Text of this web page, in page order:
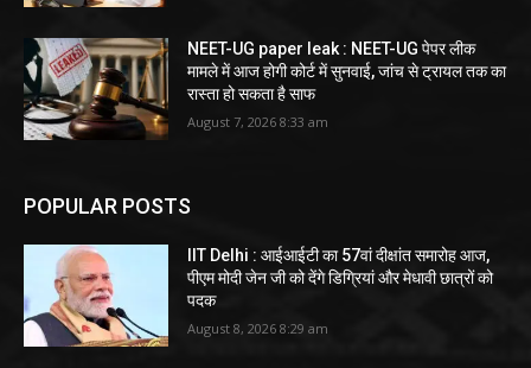
NEET-UG paper leak : NEET-UG पेपर लीक
मामले में आज होगी कोर्ट में सुनवाई, जांच से ट्रायल तक का
रास्ता हो सकता है साफ
August 7, 2026 8:33 am
POPULAR POSTS
IIT Delhi : आईआईटी का 57वां दीक्षांत समारोह आज,
पीएम मोदी जेन जी को देंगे डिग्रियां और मेधावी छात्रों को
पदक
August 8, 2026 8:29 am